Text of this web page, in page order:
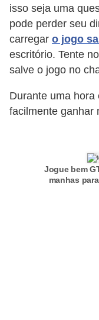
isso seja uma
pode perder seu
carregar o jogo
escritório. Tente
salve o jogo no
Durante uma
facilmente ganhar
Jogue bem
manhas
n
h
e
i
o